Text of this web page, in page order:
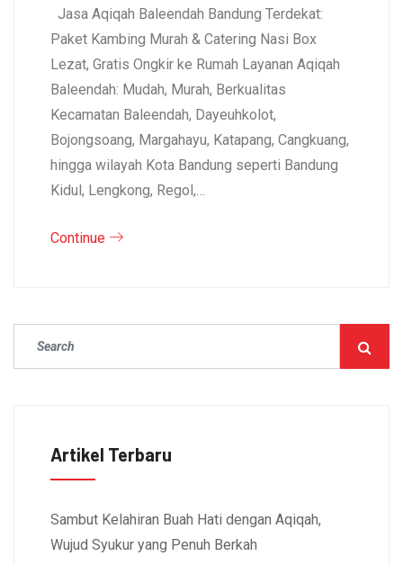
Jasa Aqiqah Baleendah Bandung Terdekat:
Paket Kambing Murah & Catering Nasi Box
Lezat, Gratis Ongkir ke Rumah Layanan Aqiqah
Baleendah: Mudah, Murah, Berkualitas
Kecamatan Baleendah, Dayeuhkolot,
Bojongsoang, Margahayu, Katapang, Cangkuang,
hingga wilayah Kota Bandung seperti Bandung
Kidul, Lengkong, Regol,…
Continue
Artikel Terbaru
Sambut Kelahiran Buah Hati dengan Aqiqah,
Wujud Syukur yang Penuh Berkah